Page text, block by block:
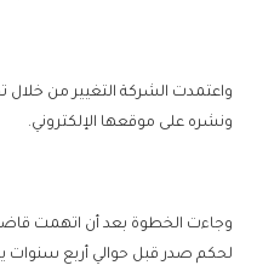
واعتمدت الشركة التغيير من
ونشره على موقعها الإلكتروني.
وجاءت الخطوة بعد أن اتهمت
لحكم صدر قبل حوالي أربع سنوات